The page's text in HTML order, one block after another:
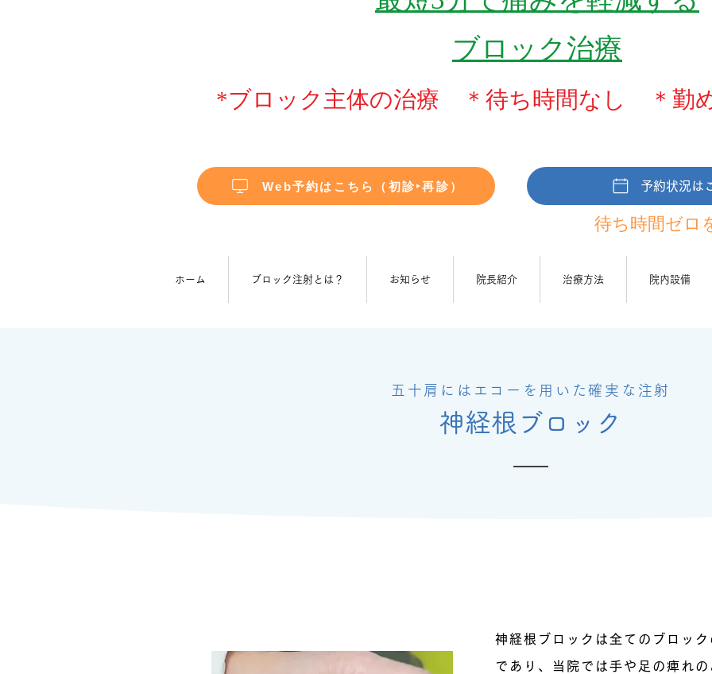
ブロック治療
*ブロック主体の治療 ＊待ち時間なし ＊勤
Web予約はこちら（初診‣再診） 予約状況は
待ち時間ゼロ
ホーム ブロック注射とは？ お知らせ 院長紹介 治療方法 院内設備
五十肩にはエコーを用いた確実な注射
神経根ブロック
神経根ブロックは全てのブロッ
であり、当院では手や足の痺れ